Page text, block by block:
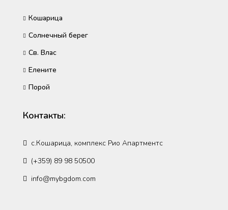
Кошарица
Солнечный берег
Св. Влас
Елените
Порой
Контакты:
с.Кошарица, комплекс Рио Апартментс
(+359) 89 98 50500
info@mybgdom.com